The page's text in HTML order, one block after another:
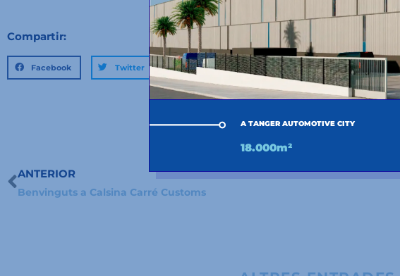
Compartir:
Facebook Twitter LinkedIn
Prev
ANTERIOR
Benvinguts a Calsina Carré Customs
A TANGER AUTOMOTIVE CITY
18.000m²